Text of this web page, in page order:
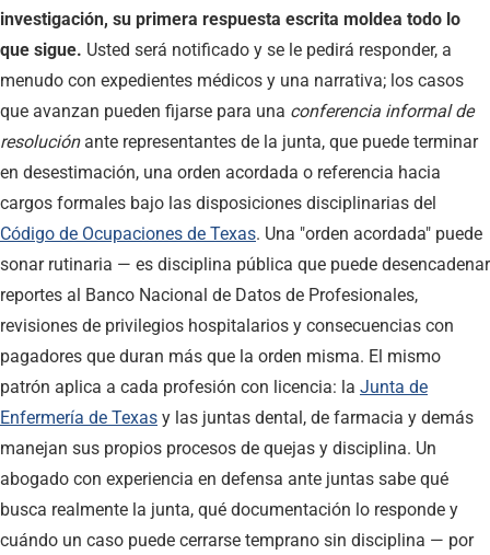
investigación, su primera respuesta escrita moldea todo lo
que sigue. Usted será notificado y se le pedirá responder, a
menudo con expedientes médicos y una narrativa; los casos
que avanzan pueden fijarse para una conferencia informal de
resoluciónante representantes de la junta, que puede terminar
en desestimación, una orden acordada o referencia hacia
cargos formales bajo las disposiciones disciplinarias del
Código de Ocupaciones de Texas. Una "orden acordada" puede
sonar rutinaria — es disciplina pública que puede desencadenar
reportes al Banco Nacional de Datos de Profesionales,
revisiones de privilegios hospitalarios y consecuencias con
pagadores que duran más que la orden misma. El mismo
patrón aplica a cada profesión con licencia: la Junta de
Enfermería de Texas y las juntas dental, de farmacia y demás
manejan sus propios procesos de quejas y disciplina. Un
abogado con experiencia en defensa ante juntas sabe qué
busca realmente la junta, qué documentación lo responde y
cuándo un caso puede cerrarse temprano sin disciplina — por